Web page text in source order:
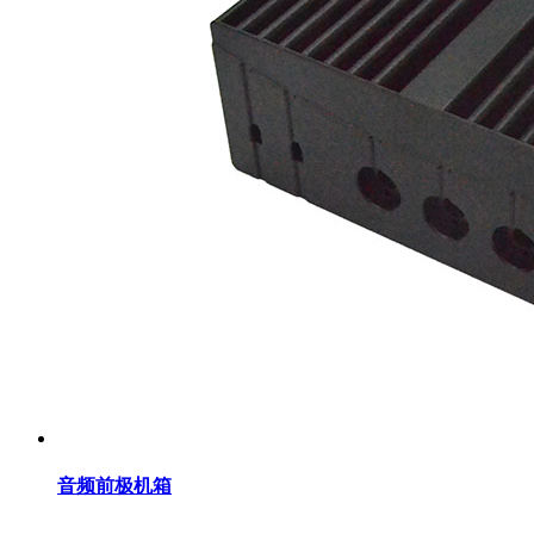
音频前极机箱